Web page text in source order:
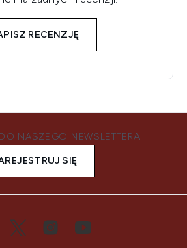
RECENZJĘ
NASZEGO NEWSLETTERA
SIĘ